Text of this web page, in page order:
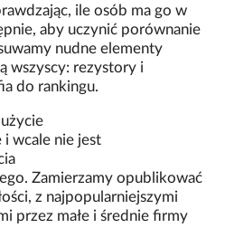
ile osób ma go w
aby uczynić porównanie
nudne elementy
wszyscy: rezystory i
do rankingu.
wcale nie jest
Zamierzamy opublikować
z najpopularniejszymi
przez małe i średnie firmy